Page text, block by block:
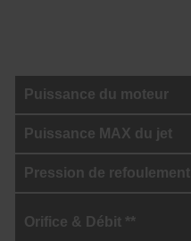
Puissance du moteur
Puissance MAX du jet
Pression de refoulement
Orifice & Débit **